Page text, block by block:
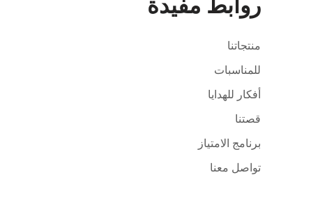
روابط مفيدة
منتجاتنا
للمناسبات
أفكار للهدايا
قصتنا
برنامج الامتياز
تواصل معنا